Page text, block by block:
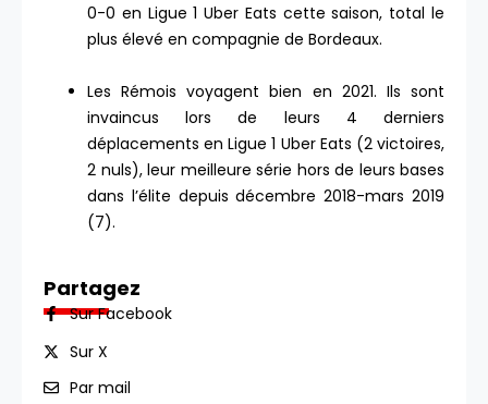
0-0 en Ligue 1 Uber Eats cette saison, total le
plus élevé en compagnie de Bordeaux.
Les Rémois voyagent bien en 2021. Ils sont
invaincus lors de leurs 4 derniers
déplacements en Ligue 1 Uber Eats (2 victoires,
2 nuls), leur meilleure série hors de leurs bases
dans l’élite depuis décembre 2018-mars 2019
(7).
Partagez
Sur Facebook
Sur X
Par mail